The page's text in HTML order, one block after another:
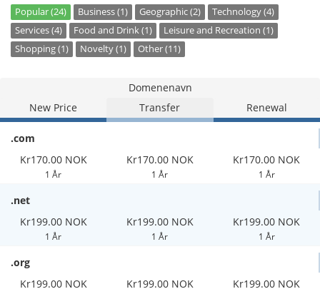
Popular (24) Business (1) Geographic (2)
Technology (4)
Services (4)
Food and Drink (1)
Leisure and Recreation (1)
Shopping (1)
Novelty (1) Other (11)
Domenenavn
New Price
Transfer Renewal
.com
Kr170.00 NOK
1 År
Kr170.00 NOK
1 År
Kr170.00 NOK
1 År
.net
Kr199.00 NOK
1 År
Kr199.00 NOK
1 År
Kr199.00 NOK
1 År
.org
Kr199.00 NOK
Kr199.00 NOK Kr199.00 NOK